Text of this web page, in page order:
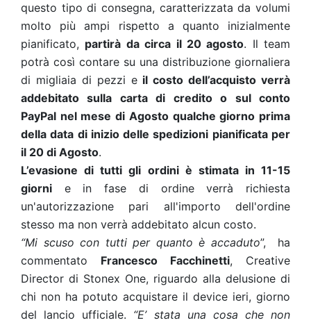
questo tipo di consegna, caratterizzata da volumi
molto più ampi rispetto a quanto inizialmente
pianificato, partirà da circa il 20 agosto. Il team
potrà così contare su una distribuzione giornaliera
di migliaia di pezzi e il costo dell’acquisto verrà
addebitato sulla carta di credito o sul conto
PayPal nel mese di Agosto qualche giorno prima
della data di inizio delle spedizioni pianificata per
il 20 di Agosto.
L’evasione di tutti gli ordini è stimata in 11-15
giorni e in fase di ordine verrà richiesta
un'autorizzazione pari all'importo dell'ordine
stesso ma non verrà addebitato alcun costo.
“Mi scuso con tutti per quanto è accaduto”, ha
commentato Francesco Facchinetti, Creative
Director di Stonex One, riguardo alla delusione di
chi non ha potuto acquistare il device ieri, giorno
del lancio ufficiale. “E’ stata una cosa che non